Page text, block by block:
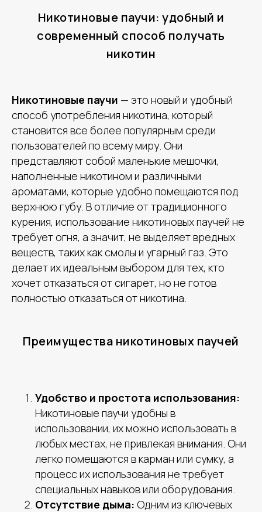
Никотиновые паучи: удобный и
современный способ получать
никотин
Никотиновые паучи — это новый и удобный
способ употребления никотина, который
становится все более популярным среди
пользователей по всему миру. Они
представляют собой маленькие мешочки,
наполненные никотином и различными
ароматами, которые удобно помещаются под
верхнюю губу. В отличие от традиционного
курения, использование никотиновых паучей не
требует огня, а значит, не выделяет вредных
веществ, таких как смолы и угарный газ. Это
делает их идеальным выбором для тех, кто
хочет отказаться от сигарет, но не готов
полностью отказаться от никотина.
Преимущества никотиновых паучей
Удобство и простота использования:
Никотиновые паучи удобны в
использовании, их можно использовать в
любых местах, не привлекая внимания. Они
легко помещаются в карман или сумку, а
процесс их использования не требует
специальных навыков или оборудования.
Отсутствие дыма: Одним из ключевых